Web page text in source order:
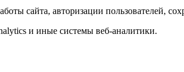
сайта, авторизации пользователей,
и иные системы веб-аналитики.